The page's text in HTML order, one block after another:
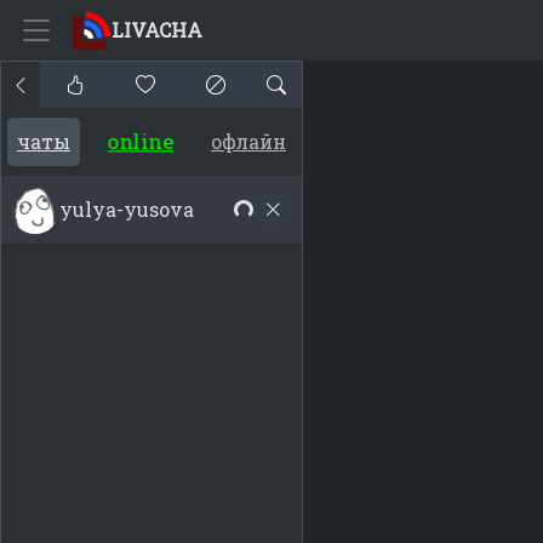
LIVACHA
чаты online офлайн
yulya-yusova